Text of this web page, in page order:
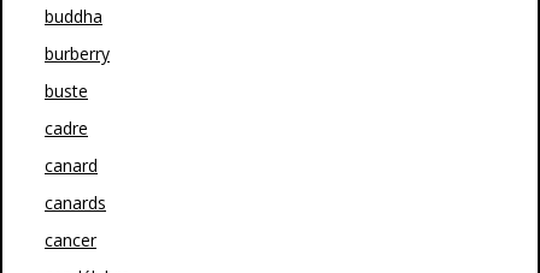
buddha
burberry
buste
cadre
canard
canards
cancer